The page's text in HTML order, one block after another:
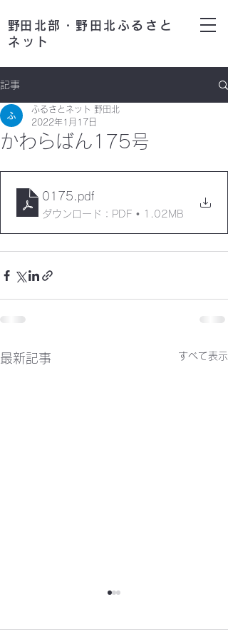
​野田北部・野田北ふるさと
ネット
記事
かわらばん175号
ふるさとネット 野田北
2022年1月17日
0175 .pdf
ダウンロード：PDF • 1.02MB
最新記事 すべて表示